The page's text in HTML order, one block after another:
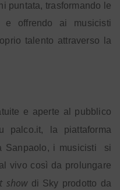
puntata, trasformando le
e offrendo ai musicisti
talento attraverso la
e aperte al pubblico
palco.it, la piattaforma
Sanpaolo, i musicisti
si
vivo così da prolungare
showdi Sky prodotto da